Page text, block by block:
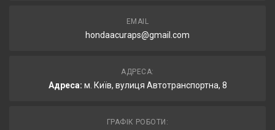
EMAIL
hondaacuraps@gmail.com
АДРЕСА:
Адреса: м. Київ, вулиця Автотранспортна, 8
ГРАФІК РОБОТИ: